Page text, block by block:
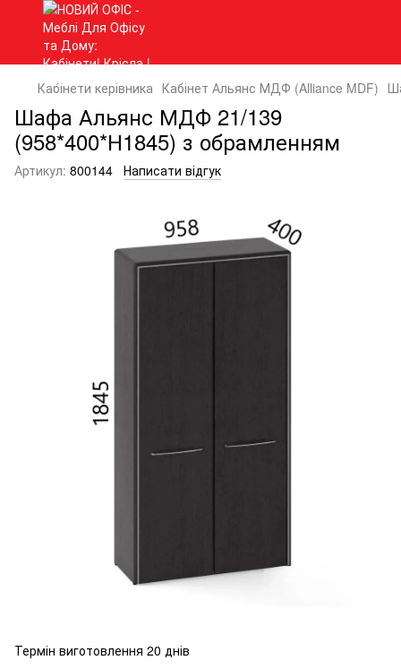
Кабінети керівника Кабінет Альянс МДФ (Alliance MDF)
Шафа Альянс МДФ 21/139
(958*400*Н1845) з обрамленням
Артикул: 800144 Написати відгук
Термін виготовлення 20 днів